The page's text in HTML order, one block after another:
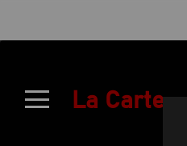
La Carte